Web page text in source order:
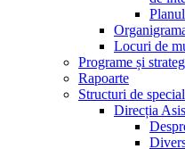
Locuri de
Programe și
Rapoarte
Structuri de
Direcția